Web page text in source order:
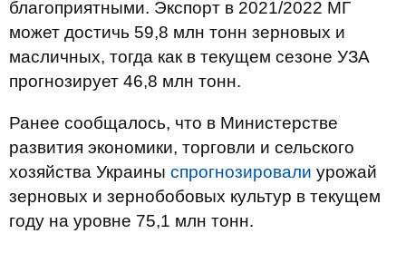
благоприятными. Экспорт в 2021/2022 МГ
может достичь 59,8 млн тонн зерновых и
масличных, тогда как в текущем сезоне УЗА
прогнозирует 46,8 млн тонн.
Ранее сообщалось, что в Министерстве
развития экономики, торговли и сельского
хозяйства Украины спрогнозировали урожай
зерновых и зернобобовых культур в текущем
году на уровне 75,1 млн тонн.